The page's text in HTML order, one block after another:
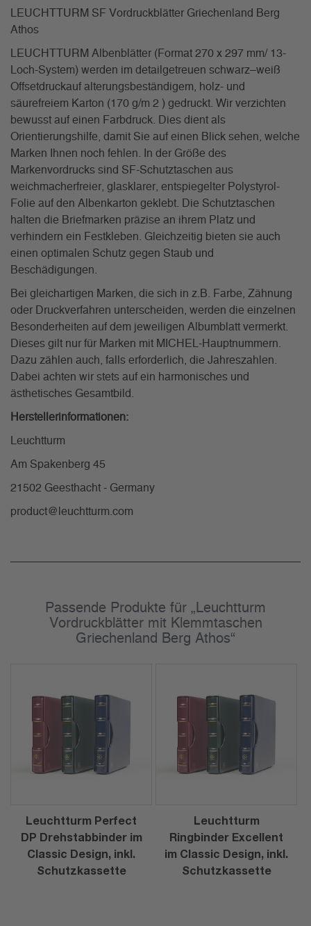
LEUCHTTURM SF Vordruckblätter Griechenland Berg
Athos
LEUCHTTURM Albenblätter (Format 270 x 297 mm/ 13-
Loch-System) werden im detailgetreuen schwarz–weiß
Offsetdruckauf alterungsbeständigem, holz- und
säurefreiem Karton (170 g/m 2 ) gedruckt. Wir verzichten
bewusst auf einen Farbdruck. Dies dient als
Orientierungshilfe, damit Sie auf einen Blick sehen, welche
Marken Ihnen noch fehlen. In der Größe des
Markenvordrucks sind SF-Schutztaschen aus
weichmacherfreier, glasklarer, entspiegelter Polystyrol-
Folie auf den Albenkarton geklebt. Die Schutztaschen
halten die Briefmarken präzise an ihrem Platz und
verhindern ein Festkleben. Gleichzeitig bieten sie auch
einen optimalen Schutz gegen Staub und
Beschädigungen.
Bei gleichartigen Marken, die sich in z.B. Farbe, Zähnung
oder Druckverfahren unterscheiden, werden die einzelnen
Besonderheiten auf dem jeweiligen Albumblatt vermerkt.
Dieses gilt nur für Marken mit MICHEL-Hauptnummern.
Dazu zählen auch, falls erforderlich, die Jahreszahlen.
Dabei achten wir stets auf ein harmonisches und
ästhetisches Gesamtbild.
Herstellerinformationen:
Leuchtturm
Am Spakenberg 45
21502 Geesthacht - Germany
product@leuchtturm.com
Passende Produkte für „Leuchtturm
Vordruckblätter mit Klemmtaschen
Griechenland Berg Athos“
Leuchtturm Perfect
DP Drehstabbinder im
Classic Design, inkl.
Schutzkassette
Leuchtturm
Ringbinder Excellent
im Classic Design, inkl.
Schutzkassette